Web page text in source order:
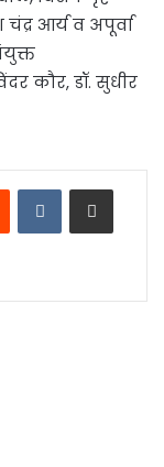
आर्य व अपूर्वा
कौर, डॉ. सुधीर
Reddit VKontakteShare via Email